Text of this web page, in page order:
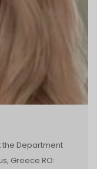
the Department
Greece RO: